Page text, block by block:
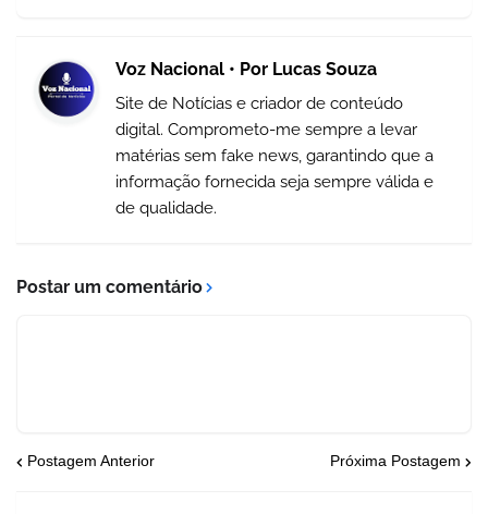
Voz Nacional • Por Lucas Souza
Site de Notícias e criador de conteúdo
digital. Comprometo-me sempre a levar
matérias sem fake news, garantindo que a
informação fornecida seja sempre válida e
de qualidade.
Postar um comentário
Postagem Anterior Próxima Postagem